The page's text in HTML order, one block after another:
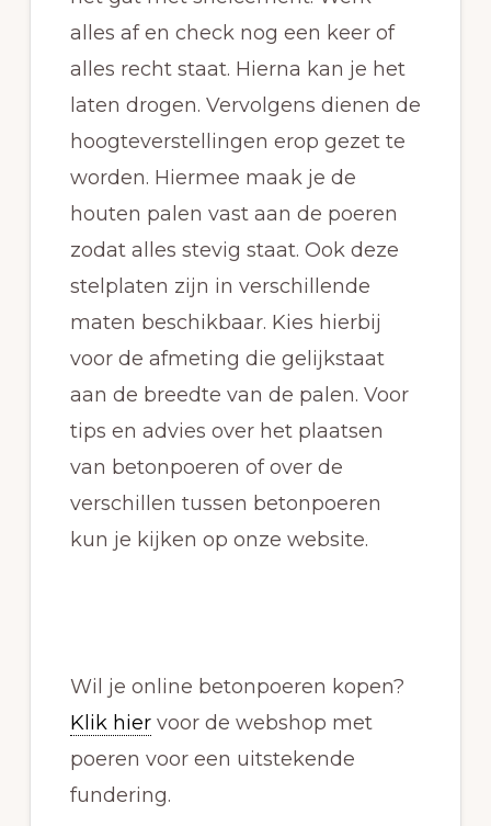
alles af en check nog een keer of
alles recht staat. Hierna kan je het
laten drogen. Vervolgens dienen de
hoogteverstellingen erop gezet te
worden. Hiermee maak je de
houten palen vast aan de poeren
zodat alles stevig staat. Ook deze
stelplaten zijn in verschillende
maten beschikbaar. Kies hierbij
voor de afmeting die gelijkstaat
aan de breedte van de palen. Voor
tips en advies over het plaatsen
van betonpoeren of over de
verschillen tussen betonpoeren
kun je kijken op onze website.
Wil je online betonpoeren kopen?
Klik hiervoor de webshop met
poeren voor een uitstekende
fundering.